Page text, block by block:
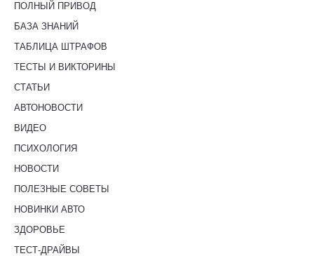
ПОЛНЫЙ ПРИВОД
БАЗА ЗНАНИЙ
ТАБЛИЦА ШТРАФОВ
ТЕСТЫ И ВИКТОРИНЫ
СТАТЬИ
АВТОНОВОСТИ
ВИДЕО
ПСИХОЛОГИЯ
НОВОСТИ
ПОЛЕЗНЫЕ СОВЕТЫ
НОВИНКИ АВТО
ЗДОРОВЬЕ
ТЕСТ-ДРАЙВЫ